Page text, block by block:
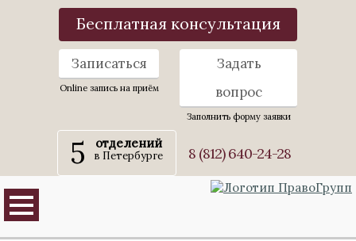
Бесплатная консультация
Записаться
Online запись на приём
Задать
вопрос
Заполнить форму заявки
5 отделений
в Петербурге 8 (812) 640-24-28